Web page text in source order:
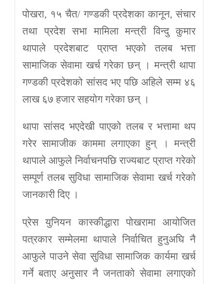
पोखरा, १५ चैत/ गण्डकी प्रदेशका कानून, संचार
तथा प्रदेश सभा मामिला मन्त्री विन्दु कुमार
थापाले प्रदेशबाट प्राप्त भएको तलब भत्ता
सामाजिक सेवामा खर्च गरेका छन् । मन्त्री थापा
गण्डकी प्रदेशको सांसद भए पछि अहिले सम्म ४६
लाख ६७ हजार सहयोग गरेका छन् ।
थापा सांसद भएदेखी पाएको तलब र भत्तामा थप
गरेर सामाजीक काममा लगाएका हुन् । मन्त्री
थापाले आफुले निर्वाचनपछि राज्यबाट प्राप्त गरेको
सम्पूर्ण तलब सुविधा सामाजिक सेवामा खर्च गरेको
जानकारी दिए ।
प्रेस युनियन कास्कीद्धारा पोखरामा आयोजित
पत्रकार सम्मेलमा थापाले निर्वाचित हुनुअघि नै
आफुले पाउने सेवा सुविधा सामाजिक कार्यमा खर्च
गर्ने बताए अनुसार नै जनताको सेवामा लगाएको